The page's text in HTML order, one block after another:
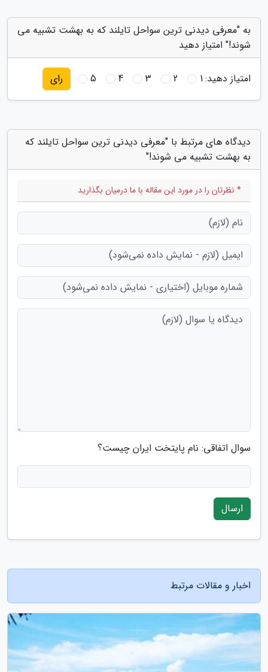
به "معرفی دیدنی ترین سواحل تایلند که به بهشت تشبیه می
شوند!" امتیاز دهید
امتیاز دهید:1
2
3
4
5 رای
دیدگاه های مرتبط با "معرفی دیدنی ترین سواحل تایلند که
به بهشت تشبیه می شوند!"
* نظرتان را در مورد این مقاله با ما درمیان بگذارید
سوال اتفاقی: نام پایتخت ایران چیست؟
ارسال
اخبار و مقالات مرتبط